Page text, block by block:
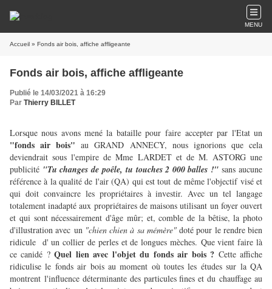
MENU
Accueil » Fonds air bois, affiche affligeante
Fonds air bois, affiche affligeante
Publié le 14/03/2021 à 16:29
Par Thierry BILLET
Lorsque nous avons mené la bataille pour faire accepter par l'Etat un
"fonds air bois" au GRAND ANNECY, nous ignorions que cela
deviendrait sous l'empire de Mme LARDET et de M. ASTORG une
publicité "Tu changes de poêle, tu touches 2 000 balles !"sans aucune
référence à la qualité de l'air (QA) qui est tout de même l'objectif visé et
qui doit convaincre les propriétaires à investir. Avec un tel langage
totalement inadapté aux propriétaires de maisons utilisant un foyer ouvert
et qui sont nécessairement d'âge mûr; et, comble de la bêtise, la photo
d'illustration avec un "chien chien à sa mémère" doté pour le rendre bien
ridicule d' un collier de perles et de longues mèches. Que vient faire là
ce canidé ?Quel lien avec l'objet du fonds air bois ? Cette affiche
ridiculise le fonds air bois au moment où toutes les études sur la QA
montrent l'influence déterminante des particules fines et du chauffage au